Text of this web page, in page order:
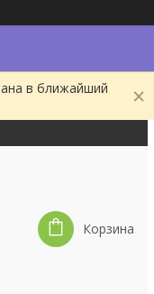
в ближайший
Корзина